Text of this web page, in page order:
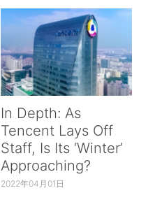
In Depth: As
Tencent Lays Off
Staff, Is Its ‘Winter’
Approaching?
2022年04月01日